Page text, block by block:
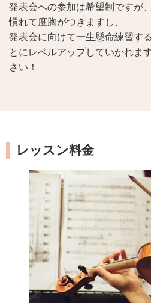
発表会への参加は希望制ですが
慣れて度胸がつきますし、
発表会に向けて一生懸命練習す
とにレベルアップしていかれま
さい！
レッスン料金